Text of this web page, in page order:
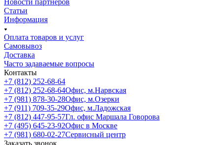
Статьи
Информация
Оплата товаров и услуг
Самовывоз
Доставка
Часто задаваемые вопросы
Контакты
+7 (812) 252-68-64
+7 (812) 252-68-64Офис, м.Нарвская
+7 (981) 878-30-28Офис, м.Озерки
+7 (911) 709-35-29Офис, м.Ладожская
+7 (812) 447-95-57Гл. офис Маршала Говорова
+7 (495) 645-23-92Офис в Москве
+7 (981) 680-02-27Сервисный центр
Заказать звонок